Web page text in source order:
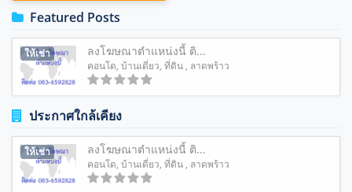
Featured Posts
ให้เช่า ลงโฆษณาตำแหน่งนี้ ติ...
คอนโด, บ้านเดี่ยว, ที่ดิน , ลาดพร้าว
ประกาศใกล้เคียง
ให้เช่า ลงโฆษณาตำแหน่งนี้ ติ...
คอนโด, บ้านเดี่ยว, ที่ดิน , ลาดพร้าว